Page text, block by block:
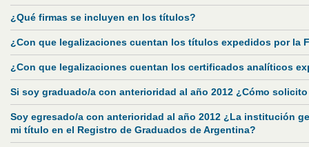
¿Qué firmas se incluyen en los títulos?
¿Con que legalizaciones cuentan los títulos expedidos por la
¿Con que legalizaciones cuentan los certificados analíticos
Si soy graduado/a con anterioridad al año 2012 ¿Cómo
Soy egresado/a con anterioridad al año 2012 ¿La institución
mi título en el Registro de Graduados de Argentina?